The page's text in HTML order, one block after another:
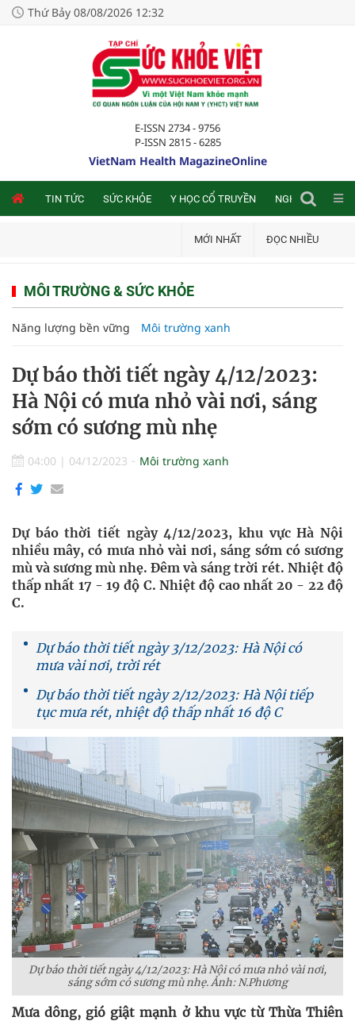
Thứ Bảy 08/08/2026 12:32
E-ISSN 2734 - 9756
P-ISSN 2815 - 6285
VietNam Health MagazineOnline
TIN TỨC SỨC KHỎE Y HỌC CỔ TRUYỀN NGHIÊN CỨU
MỚI NHẤT ĐỌC NHIỀU
MÔI TRƯỜNG & SỨC KHỎE
Năng lượng bền vững Môi trường xanh
Dự báo thời tiết ngày 4/12/2023:
Hà Nội có mưa nhỏ vài nơi, sáng
sớm có sương mù nhẹ
04:00 | 04/12/2023 Môi trường xanh
Dự báo thời tiết ngày 4/12/2023, khu vực Hà Nội
nhiều mây, có mưa nhỏ vài nơi, sáng sớm có sương
mù và sương mù nhẹ. Đêm và sáng trời rét. Nhiệt độ
thấp nhất 17 - 19 độ C. Nhiệt độ cao nhất 20 - 22 độ
C.
Dự báo thời tiết ngày 3/12/2023: Hà Nội có
mưa vài nơi, trời rét
Dự báo thời tiết ngày 2/12/2023: Hà Nội tiếp
tục mưa rét, nhiệt độ thấp nhất 16 độ C
Dự báo thời tiết ngày 4/12/2023: Hà Nội có mưa nhỏ vài nơi,
sáng sớm có sương mù nhẹ. Ảnh: N.Phương
Mưa dông, gió giật mạnh ở khu vực từ Thừa Thiên